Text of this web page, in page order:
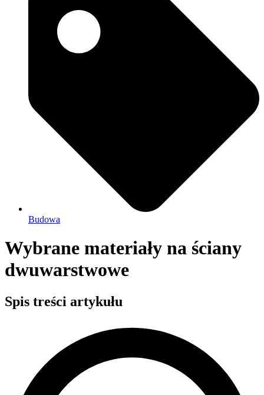
Budowa
Wybrane materiały na ściany
dwuwarstwowe
Spis treści artykułu